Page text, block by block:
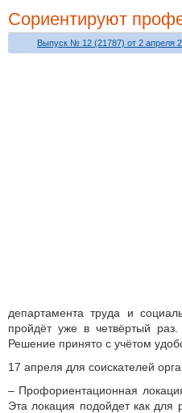
Сориентируют
Выпуск № 12 (21787) от 2 апреля
департамента труда и
пройдёт уже в четвёртый
Решение принято с учётом
17 апреля для соискателей
– Профориентационная
Эта локация подойдет как для